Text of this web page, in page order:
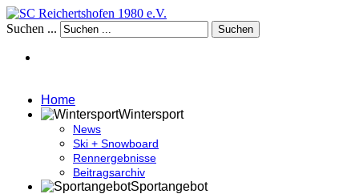
Suchen ... Suchen
Home
Wintersport
News
Ski + Snowboard
Rennergebnisse
Beitragsarchiv
Sportangebot